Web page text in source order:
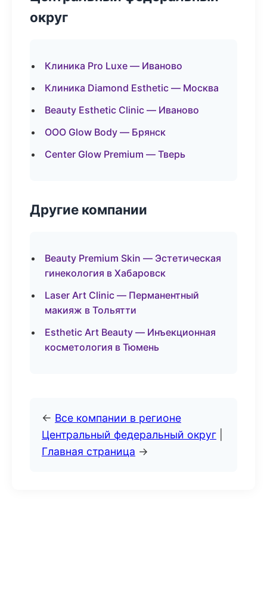
округ
Клиника Pro Luxe — Иваново
Клиника Diamond Esthetic — Москва
Beauty Esthetic Clinic — Иваново
ООО Glow Body — Брянск
Center Glow Premium — Тверь
Другие компании
Beauty Premium Skin — Эстетическая
гинекология в Хабаровск
Laser Art Clinic — Перманентный
макияж в Тольятти
Esthetic Art Beauty — Инъекционная
косметология в Тюмень
← Все компании в регионе
Центральный федеральный округ
Главная страница →